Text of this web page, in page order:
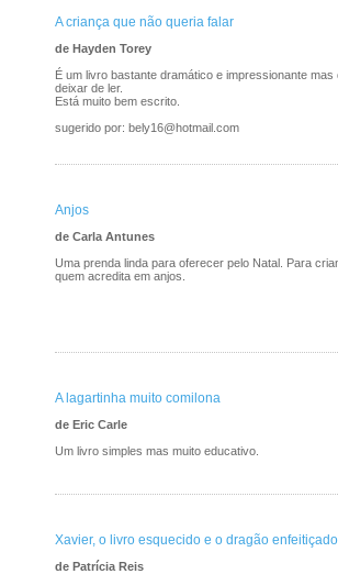
A criança que não queria falar
de Hayden Torey
É um livro bastante dramático e impressionante
deixar de ler.
Está muito bem escrito.
sugerido por: bely16@hotmail.com
Anjos
de Carla Antunes
Uma prenda linda para oferecer pelo Natal. Para
quem acredita em anjos.
A lagartinha muito comilona
de Eric Carle
Um livro simples mas muito educativo.
Xavier, o livro esquecido e o dragão enfeitiçado
de Patrícia Reis